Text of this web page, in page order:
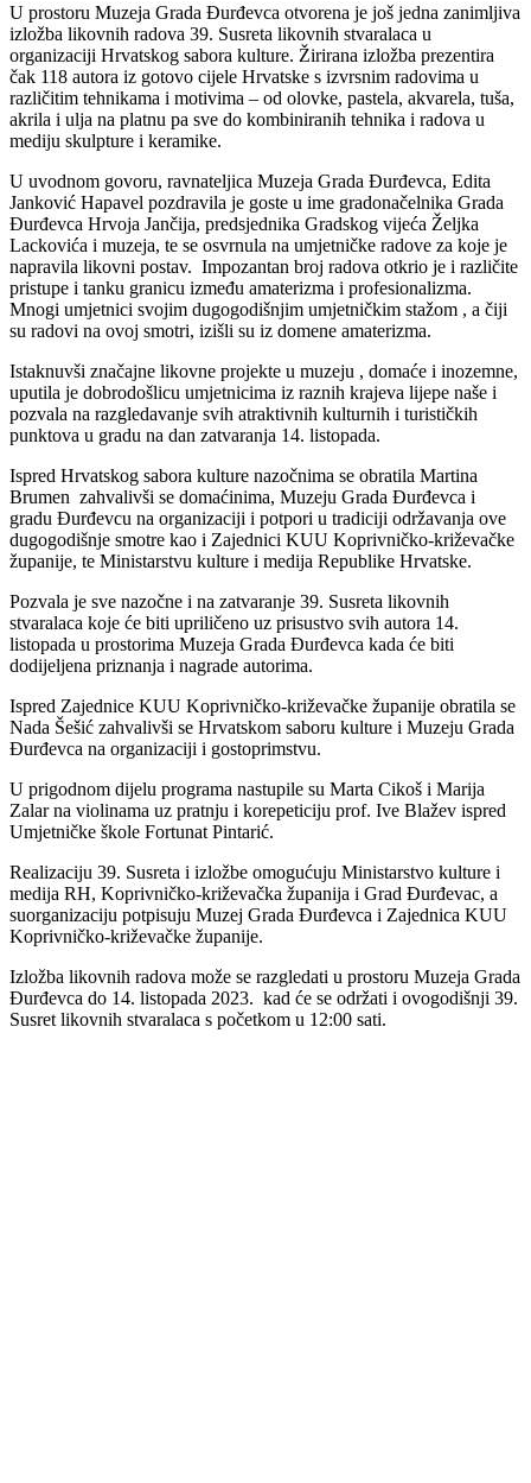
U prostoru Muzeja Grada Đurđevca otvorena je još jedna zanimljiva
izložba likovnih radova 39. Susreta likovnih stvaralaca u
organizaciji Hrvatskog sabora kulture. Žirirana izložba prezentira
čak 118 autora iz gotovo cijele Hrvatske s izvrsnim radovima u
različitim tehnikama i motivima – od olovke, pastela, akvarela, tuša,
akrila i ulja na platnu pa sve do kombiniranih tehnika i radova u
mediju skulpture i keramike.
U uvodnom govoru, ravnateljica Muzeja Grada Đurđevca, Edita
Janković Hapavel pozdravila je goste u ime gradonačelnika Grada
Đurđevca Hrvoja Jančija, predsjednika Gradskog vijeća Željka
Lackovića i muzeja, te se osvrnula na umjetničke radove za koje je
napravila likovni postav. Impozantan broj radova otkrio je i različite
pristupe i tanku granicu između amaterizma i profesionalizma.
Mnogi umjetnici svojim dugogodišnjim umjetničkim stažom , a čiji
su radovi na ovoj smotri, izišli su iz domene amaterizma.
Istaknuvši značajne likovne projekte u muzeju , domaće i inozemne,
uputila je dobrodošlicu umjetnicima iz raznih krajeva lijepe naše i
pozvala na razgledavanje svih atraktivnih kulturnih i turističkih
punktova u gradu na dan zatvaranja 14. listopada.
Ispred Hrvatskog sabora kulture nazočnima se obratila Martina
Brumen zahvalivši se domaćinima, Muzeju Grada Đurđevca i
gradu Đurđevcu na organizaciji i potpori u tradiciji održavanja ove
dugogodišnje smotre kao i Zajednici KUU Koprivničko-križevačke
županije, te Ministarstvu kulture i medija Republike Hrvatske.
Pozvala je sve nazočne i na zatvaranje 39. Susreta likovnih
stvaralaca koje će biti upriličeno uz prisustvo svih autora 14.
listopada u prostorima Muzeja Grada Đurđevca kada će biti
dodijeljena priznanja i nagrade autorima.
Ispred Zajednice KUU Koprivničko-križevačke županije obratila se
Nada Šešić zahvalivši se Hrvatskom saboru kulture i Muzeju Grada
Đurđevca na organizaciji i gostoprimstvu.
U prigodnom dijelu programa nastupile su Marta Cikoš i Marija
Zalar na violinama uz pratnju i korepeticiju prof. Ive Blažev ispred
Umjetničke škole Fortunat Pintarić.
Realizaciju 39. Susreta i izložbe omogućuju Ministarstvo kulture i
medija RH, Koprivničko-križevačka županija i Grad Đurđevac, a
suorganizaciju potpisuju Muzej Grada Đurđevca i Zajednica KUU
Koprivničko-križevačke županije.
Izložba likovnih radova može se razgledati u prostoru Muzeja Grada
Đurđevca do 14. listopada 2023. kad će se održati i ovogodišnji 39.
Susret likovnih stvaralaca s početkom u 12:00 sati.